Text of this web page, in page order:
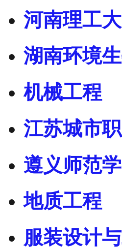
河南理工
湖南环境
机械工程
江苏城市
遵义师范
地质工程
服装设计